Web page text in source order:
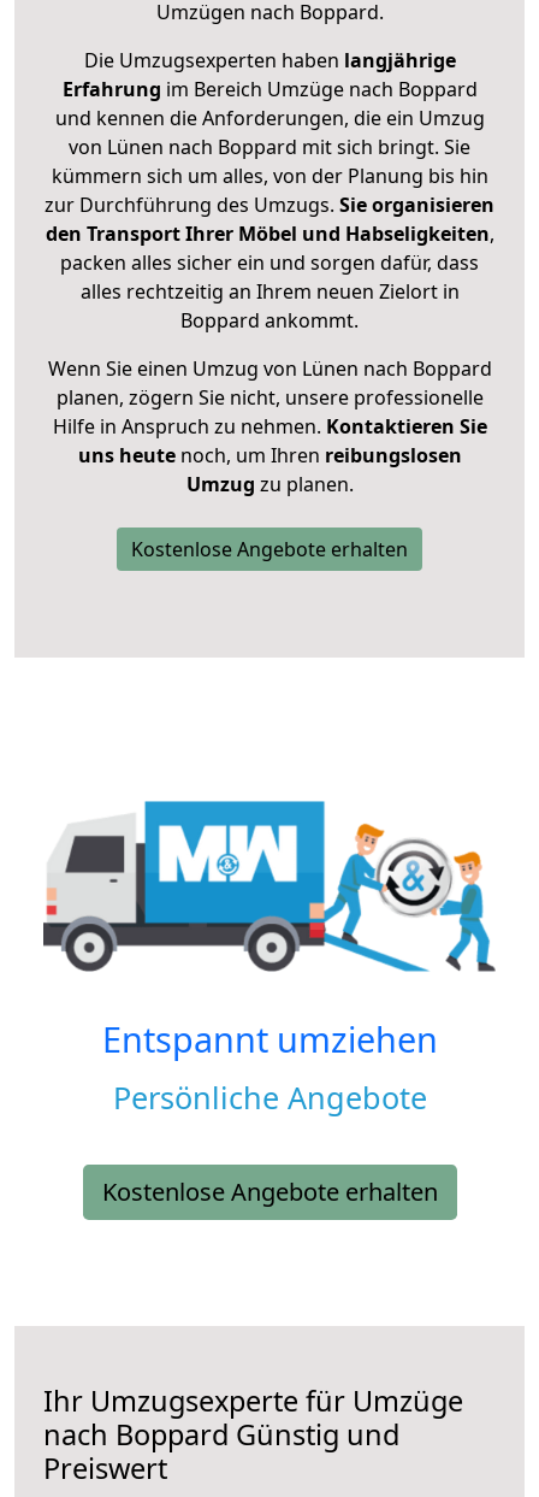
Umzügen nach Boppard.
Die Umzugsexperten haben langjährige
Erfahrung im Bereich Umzüge nach Boppard
und kennen die Anforderungen, die ein Umzug
von Lünen nach Boppard mit sich bringt. Sie
kümmern sich um alles, von der Planung bis hin
zur Durchführung des Umzugs. Sie organisieren
den Transport Ihrer Möbel und Habseligkeiten,
packen alles sicher ein und sorgen dafür, dass
alles rechtzeitig an Ihrem neuen Zielort in
Boppard ankommt.
Wenn Sie einen Umzug von Lünen nach Boppard
planen, zögern Sie nicht, unsere professionelle
Hilfe in Anspruch zu nehmen. Kontaktieren Sie
uns heutenoch, um Ihren reibungslosen
Umzug zu planen.
Kostenlose Angebote erhalten
Entspannt umziehen
Persönliche Angebote
Kostenlose Angebote erhalten
Ihr Umzugsexperte für Umzüge
nach Boppard Günstig und
Preiswert